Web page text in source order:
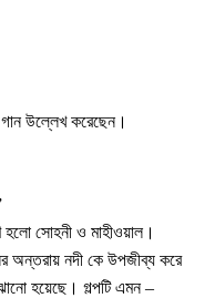
গান উল্লেখ করেছেন।
সোহনী ও মাহীওয়াল।
অন্তরায় নদী কে উপজীব্য করে
হয়েছে। গল্পটি এমন –